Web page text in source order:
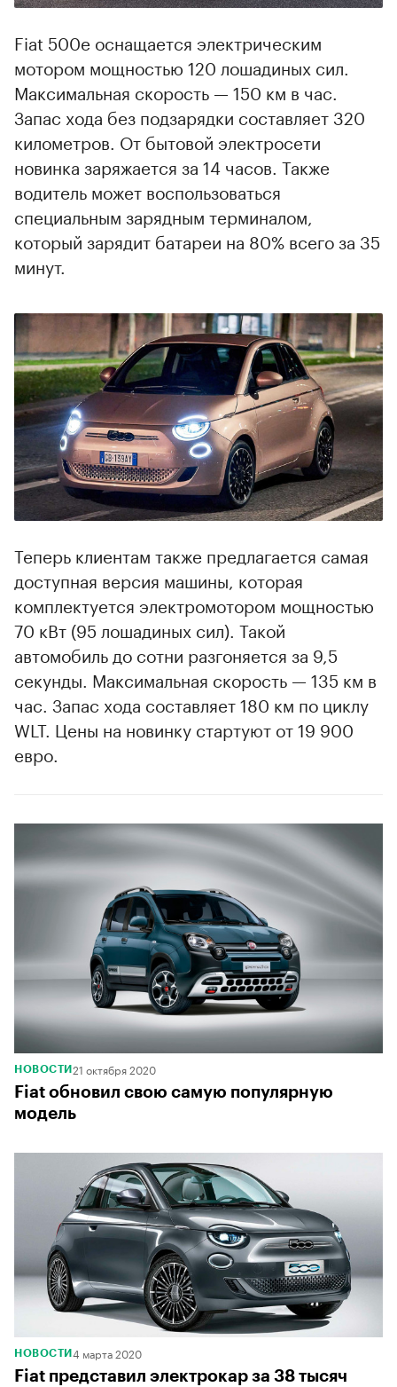
Fiat 500e оснащается электрическим
мотором мощностью 120 лошадиных сил.
Максимальная скорость — 150 км в час.
Запас хода без подзарядки составляет 320
километров. От бытовой электросети
новинка заряжается за 14 часов. Также
водитель может воспользоваться
специальным зарядным терминалом,
который зарядит батареи на 80% всего за 35
минут.
Теперь клиентам также предлагается самая
доступная версия машины, которая
комплектуется электромотором мощностью
70 кВт (95 лошадиных сил). Такой
автомобиль до сотни разгоняется за 9,5
секунды. Максимальная скорость — 135 км в
час. Запас хода составляет 180 км по циклу
WLT. Цены на новинку стартуют от 19 900
евро.
НОВОСТИ 21 октября 2020
Fiat обновил свою самую популярную
модель
НОВОСТИ 4 марта 2020
Fiat представил электрокар за 38 тысяч